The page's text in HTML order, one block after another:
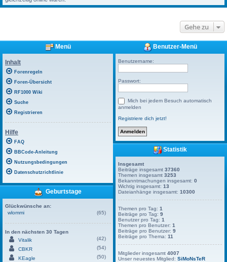
Gehe zu
Menü
Inhalt
Forenregeln
Foren-Übersicht
RF1000 Wiki
Suche
Registrieren
Hilfe
FAQ
BBCode-Anleitung
Nutzungsbedingungen
Datenschutzrichtlinie
Geburtstage
Glückwünsche an:
wlommi
(65)
In den nächsten 30 Tagen
Vitalik
(42)
CBKR
(54)
KEagle
(50)
Benutzer-Menü
Benutzername:
Passwort:
Mich bei jedem Besuch automatisch
anmelden
Registriere dich jetzt!
Statistik
Insgesamt
Beiträge insgesamt37360
Themen insgesamt3253
Bekanntmachungen insgesamt:0
Wichtig insgesamt:13
Dateianhänge insgesamt:10300
Themen pro Tag:1
Beiträge pro Tag:9
Benutzer pro Tag:1
Themen pro Benutzer:1
Beiträge pro Benutzer:9
Beiträge pro Thema:11
Mitglieder insgesamt4007
Unser neuestes Mitglied:SiMoNsTeR